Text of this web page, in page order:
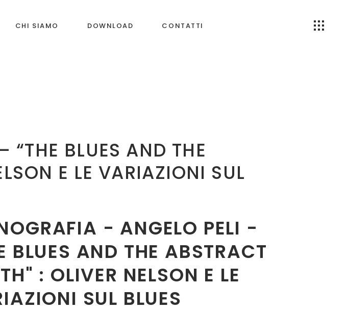
CHI SIAMO DOWNLOAD CONTATTI
BLUES AND THE
E LE VARIAZIONI SUL
- ANGELO PELI -
BLUES AND THE ABSTRACT
: OLIVER NELSON E LE
SUL BLUES